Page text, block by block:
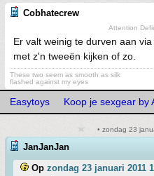
Cobhatecrew
Attention
Er valt weinig te durven aan
met z'n tweeën kijken of zo.
These two seem as smooth as silk
flashed against my eyes
Easytoys Koop je sexgear by
• zondag 23
JanJanJan
Op zondag 23 januari 2011